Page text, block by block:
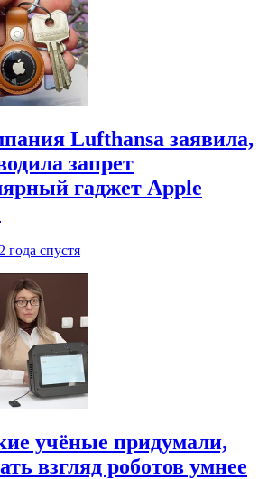
Lufthansa заявила,
запрет
гаджет Apple
2 года спустя
учёные придумали,
взгляд роботов умнее